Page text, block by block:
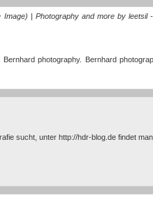
| Photography and more by leetsil
photography. Bernhard
sucht, unter http://hdr-blog.de findet